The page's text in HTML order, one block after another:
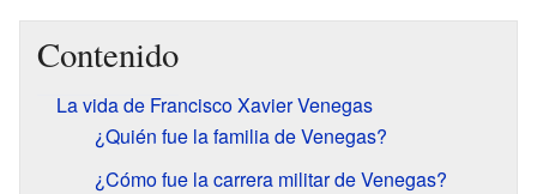
Contenido
La vida de Francisco Xavier Venegas
¿Quién fue la familia de Venegas?
¿Cómo fue la carrera militar de Venegas?